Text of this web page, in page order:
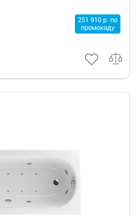
251 910 р. по
промокоду